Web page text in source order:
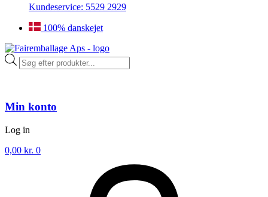
Kundeservice: 5529 2929
100% danskejet
Products
search
Min konto
Log in
0,00 kr. 0